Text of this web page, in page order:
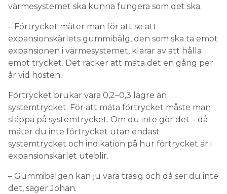
värmesystemet ska kunna fungera som det ska.
– Förtrycket mäter man för att se att
expansionskärlets gummibälg, den som ska ta emot
expansionen i värmesystemet, klarar av att hålla
emot trycket. Det räcker att mäta det en gång per
år vid hösten.
Förtrycket brukar vara 0,2–0,3 lägre än
systemtrycket. För att mäta förtrycket måste man
släppa på systemtrycket. Om du inte gör det – då
mäter du inte förtrycket utan endast
systemtrycket och indikation på hur förtrycket är i
expansionskärlet uteblir.
– Gummibälgen kan ju vara trasig och då ser du inte
det, säger Johan.